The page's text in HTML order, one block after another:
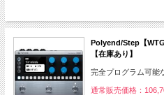
Polyend/Step【
【在庫あり】
完全プログラム可能
通常販売価格：